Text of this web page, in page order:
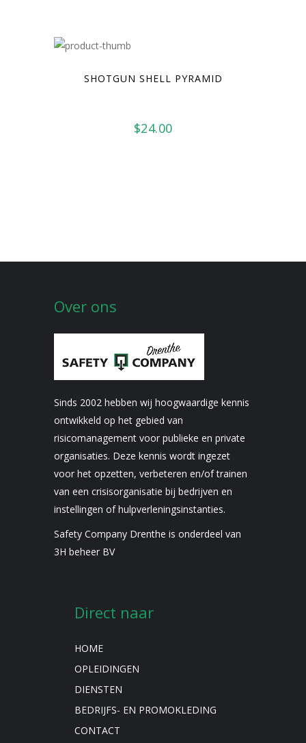
SHOTGUN SHELL PYRAMID
$24.00
Over ons
Sinds 2002 hebben wij hoogwaardige kennis
ontwikkeld op het gebied van
risicomanagement voor publieke en private
organisaties. Deze kennis wordt ingezet
voor het opzetten, verbeteren en/of trainen
van een crisisorganisatie bij bedrijven en
instellingen of hulpverleningsinstanties.
Safety Company Drenthe is onderdeel van
3H beheer BV
Direct naar
HOME
OPLEIDINGEN
DIENSTEN
BEDRIJFS- EN PROMOKLEDING
CONTACT